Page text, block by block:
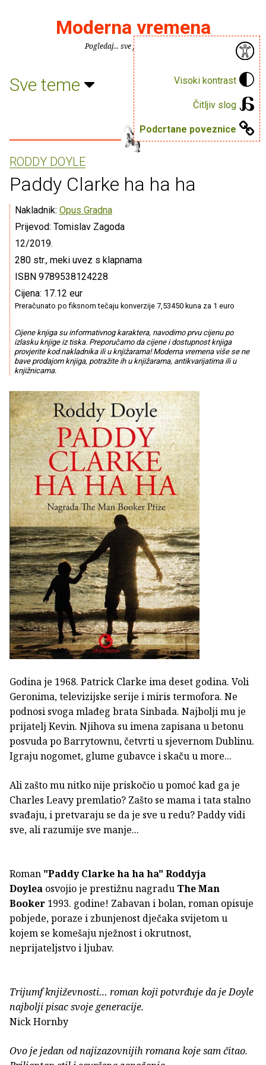
Visoki kontrast
Čitljiv slog
Podcrtane poveznice
Moderna vremena
Pogledaj... sve je puno knjiga.
Sve teme
RODDY DOYLE
Paddy Clarke ha ha ha
Nakladnik: Opus Gradna
Prijevod: Tomislav Zagoda
12/2019.
280 str., meki uvez s klapnama
ISBN 9789538124228
Cijena: 17.12 eur
Preračunato po fiksnom tečaju konverzije 7,53450 kuna za 1 euro
Cijene knjiga su informativnog karaktera, navodimo prvu cijenu po
izlasku knjige iz tiska. Preporučamo da cijene i dostupnost knjiga
provjerite kod nakladnika ili u knjižarama! Moderna vremena više se ne
bave prodajom knjiga, potražite ih u knjižarama, antikvarijatima ili u
knjižnicama.
Godina je 1968. Patrick Clarke ima deset godina. Voli
Geronima, televizijske serije i miris termofora. Ne
podnosi svoga mlađeg brata Sinbada. Najbolji mu je
prijatelj Kevin. Njihova su imena zapisana u betonu
posvuda po Barrytownu, četvrti u sjevernom Dublinu.
Igraju nogomet, glume gubavce i skaču u more...
Ali zašto mu nitko nije priskočio u pomoć kad ga je
Charles Leavy premlatio? Zašto se mama i tata stalno
svađaju, i pretvaraju se da je sve u redu? Paddy vidi
sve, ali razumije sve manje...
Roman "Paddy Clarke ha ha ha" Roddyja
Doylea osvojio je prestižnu nagradu The Man
Booker 1993. godine! Zabavan i bolan, roman opisuje
pobjede, poraze i zbunjenost dječaka svijetom u
kojem se komešaju nježnost i okrutnost,
neprijateljstvo i ljubav.
Trijumf književnosti… roman koji potvrđuje da je Doyle
najbolji pisac svoje generacije.
Nick Hornby
Ovo je jedan od najizazovnijih romana koje sam čitao.